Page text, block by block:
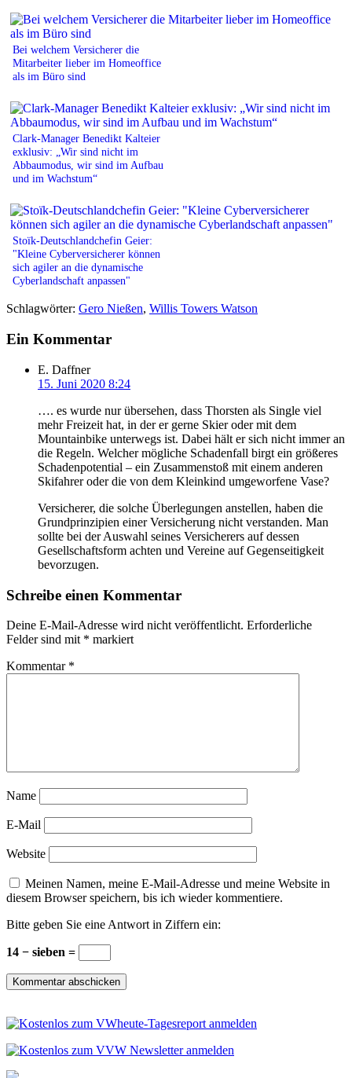
Bei welchem Versicherer die
Mitarbeiter lieber im Homeoffice
als im Büro sind
Clark-Manager Benedikt Kalteier
exklusiv: „Wir sind nicht im
Abbaumodus, wir sind im Aufbau
und im Wachstum“
Stoïk-Deutschlandchefin Geier:
"Kleine Cyberversicherer können
sich agiler an die dynamische
Cyberlandschaft anpassen"
Schlagwörter: Gero Nießen, Willis Towers Watson
Ein Kommentar
E. Daffner
15. Juni 2020 8:24
…. es wurde nur übersehen, dass Thorsten als Single viel
mehr Freizeit hat, in der er gerne Skier oder mit dem
Mountainbike unterwegs ist. Dabei hält er sich nicht immer an
die Regeln. Welcher mögliche Schadenfall birgt ein größeres
Schadenpotential – ein Zusammenstoß mit einem anderen
Skifahrer oder die von dem Kleinkind umgeworfene Vase?
Versicherer, die solche Überlegungen anstellen, haben die
Grundprinzipien einer Versicherung nicht verstanden. Man
sollte bei der Auswahl seines Versicherers auf dessen
Gesellschaftsform achten und Vereine auf Gegenseitigkeit
bevorzugen.
Schreibe einen Kommentar
Deine E-Mail-Adresse wird nicht veröffentlicht. Erforderliche
Felder sind mit * markiert
Kommentar *
Name
E-Mail
Website
Meinen Namen, meine E-Mail-Adresse und meine Website in
diesem Browser speichern, bis ich wieder kommentiere.
Bitte geben Sie eine Antwort in Ziffern ein:
14 − sieben =